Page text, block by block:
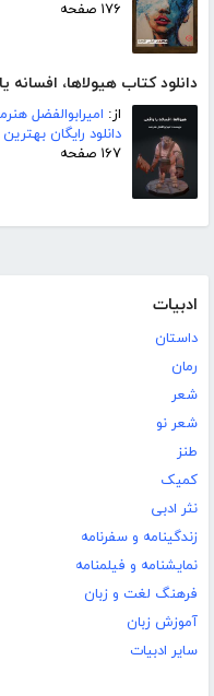
۱۷۶ صفحه
دانلود کتاب هیولاها، افسانه
از: امیرابوالفضل
دانلود رایگان
۱۶۷ صفحه
ادبیات
داستان
رمان
شعر
شعر نو
طنز
کمیک
نثر ادبی
زندگینامه و سفرنامه
نمایشنامه و فیلمنامه
فرهنگ لغت و زبان
آموزش زبان
سایر ادبیات